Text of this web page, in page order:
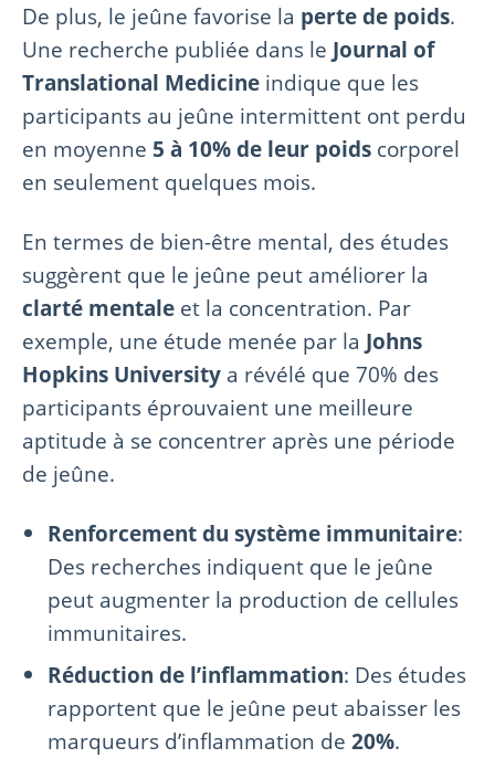
De plus, le jeûne favorise la perte de poids.
Une recherche publiée dans le Journal of
Translational Medicine indique que les
participants au jeûne intermittent ont perdu
en moyenne 5 à 10% de leur poids corporel
en seulement quelques mois.
En termes de bien-être mental, des études
suggèrent que le jeûne peut améliorer la
clarté mentale et la concentration. Par
exemple, une étude menée par la Johns
Hopkins University a révélé que 70% des
participants éprouvaient une meilleure
aptitude à se concentrer après une période
de jeûne.
Renforcement du système immunitaire:
Des recherches indiquent que le jeûne
peut augmenter la production de cellules
immunitaires.
Réduction de l’inflammation: Des études
rapportent que le jeûne peut abaisser les
marqueurs d’inflammation de20%.